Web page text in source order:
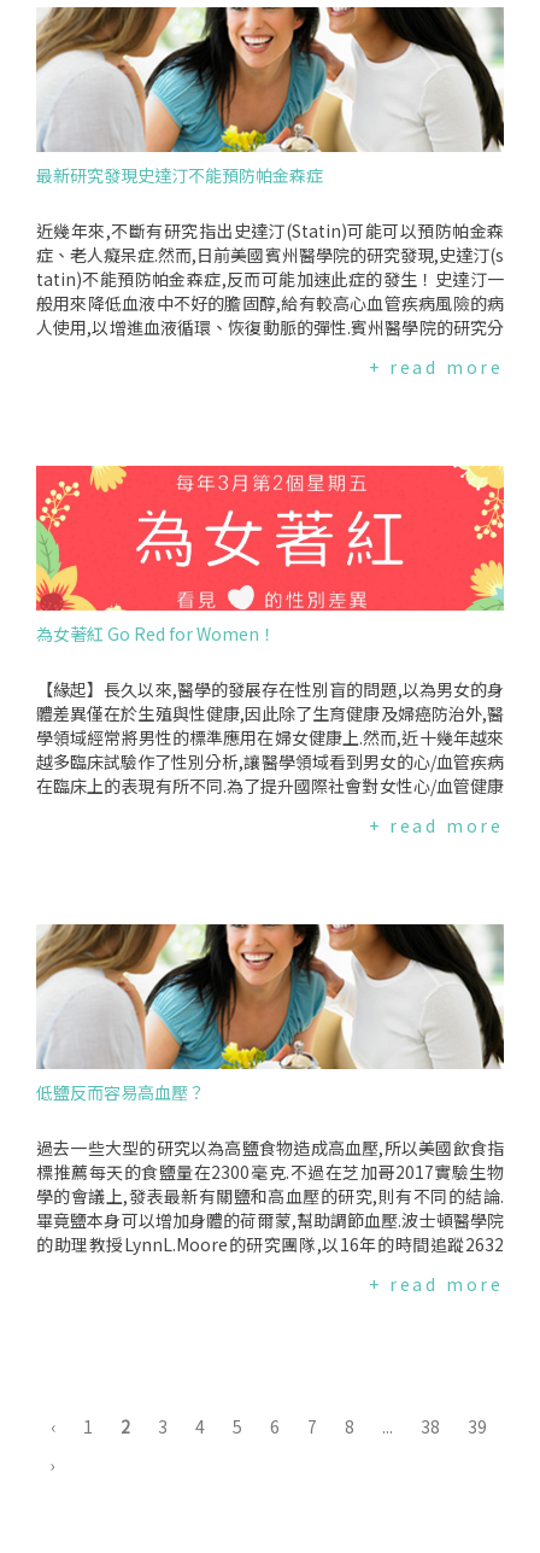
及"單獨黃體素"兩種,避孕成功率約為9成.建議妳與醫師充分溝
通討論後再決定適合自己的避孕藥,尤其是月經週期不規律的女
性須特別注意.口服避孕藥可以如何取得？在台灣,不論是事前、
事後避孕藥,皆屬於醫師處方藥,妳必須在醫師看診後取得處方
箋,才可在醫療院所或藥局購買.口服避孕藥要如何使用？避孕藥
一般分為21顆裝和28顆裝兩種包裝:21顆裝為連續服藥21天後,
停藥7天,再服用新的一盒；28顆裝是服用完21顆有效劑量後,再
服用7顆無活性錠,接著服用新的一盒,服藥不須中斷.若妳未依照
就可以達到避孕效果,所以妳剛開始使用避孕藥的前半個月,建議
妳同時還是使用保險套,以免懷孕.服用後可能出現哪些不適症狀
或副作用？服用避孕藥後,由於體內突然出現額外的荷爾蒙,妳可
能會有一些不適症狀或副作用,如頭痛、噁心嘔吐、月經過多或
不規則、陰道少量點狀出血、念珠菌感染增加等其他症狀包括:
水腫、皮膚癢、青春痘、潮紅、乳房脹痛、感覺虛弱、心情疲
織列為第一級致癌物,證實會有引起乳癌、子宮頸癌、肝癌的風
險！如果有長期的避孕需求,妳要評估所有避孕方式的效益和風
險再審慎做選擇.哪些對象不適合服用避孕藥或須特別注意？*年
紀在35歲以上且有吸煙的習慣,必須小心避孕藥會增加妳發生中
風及心肌梗塞的機率.*肥胖過重的女性可能會降低避孕藥成功避
孕的機率,同時,含荷爾蒙的避孕方式可能輕微增加妳罹患第二型
糖尿病的風險.更多...3.癲癇患者服用含炔雌醇(ethinylestradio
l)的避孕藥,可能提供癲癇發作的機率,對大腦造成永久傷害.請務
血栓栓塞風險會提高,因此在產後21天內不應服用合併型避孕藥.
若妳同時為年紀在35歲以上、過去有相關病史、不能活動、肥
胖、生產過程中有輸血必要、產後大量出血、抽菸與剖腹產者,
必須在產後42天才能開始吃避孕藥.最後妳還需要注意些什麼？
因為避孕藥和其它藥物可能會產生交互作用,失去藥效或有不良
內避孕器(子宮環)子宮內避孕器簡稱IUD,是在子宮內裝置"Ｔ形
宮內膜產生異物感,使精卵難以結合或結合後難以著床.前者主要
是透過釋放對精子有毒的銅離子干擾精蟲游動,降低受精的機
會；後者則釋放荷爾蒙使子宮內膜變薄,受精卵因而無法著床,或
是抑制女性排卵.子宮內避孕器要如何使用？基本上只要確定沒
有懷孕,任何時候都可由醫師將避孕器裝入,時間通常是在月經結
束後一週內進行.裝置後可以馬上達到避孕的效果.裝置後可能出
現哪些不適症狀或副作用？有些人在裝置後可能有輕微點狀出
血、輕微下腹部疼痛或腰酸、月經流量增加、經期時間延長以
醫師檢查瞭解狀況！更多...另外,如果有下列情形發生,也應立即
找醫師診察:1.骨盆腔疼痛,或發生性行為時感覺疼痛2.不正常的
陰道出血或分泌物有異味3.月經沒來或有懷孕的跡象4.腹部絞痛
5.有感染的症狀如發燒、打冷顫、感冒症狀、肌肉痠痛及疲憊
感6.穿破子宮壁而進入腹腔哪些對象可能不適合裝子宮內避孕
婦女*若妳在產後骨盆腔受感染或過去3個月曾經人工流產*若妳
用含荷爾蒙的避孕器7.若妳過去曾於放入避孕器時子宮穿孔8.不
建議使用多重性伴侶者使用,以免增加骨盆腔發炎的風險9.不建
議未生產過的女性裝置子宮內避孕器,以免沾黏影響日後的懷孕
VB曬黑、曬傷的係數,而在市面常見的數值有SPF15、30及50
+等,指的是延長被曬傷時間的倍數.係數越大代表防曬效果越長,
也就是需要補擦防曬乳的間隔時間越長.*PA是防止皮膚被UVA傷
害的指標,後面有越多"+"號表示防護力越強,但最高只有到"+++
+".防曬乳怎麼使用？防曬乳一定會因為流汗、擦汗、玩水等因
素脫落,因此建議每2小時重新塗抹一次,並且每次都要確保皮膚
被完整覆蓋.若擔心黏膩而只塗了薄博一層效果可是會大打折扣
喔！打破防曬迷思享受一"夏"！SPF防曬係數越高越好嗎？雖
乳.看到這樣的宣稱請不要衝動購買,為什麼？點我了解更多！SP
F加持保養品/化妝品能有效防曬嗎？許多人討厭夏天塗抹防曬
乳又化妝的厚重感及繁瑣的程序,含防曬功能的化妝品及保養品
便應運而生.不過,這些產品真能帶來理想的防曬效果嗎？還有,
疊擦多種具防曬功能的產品代表防護力越高嗎？點我了解更
身體暴露於紫外線下產生的,那擦了防曬乳是不是會讓你維生素
天穿衣帽很熱的人來說可是一大福音,但美國食藥署早已公開打
臉這種產品宣稱無效囉！點我了解更多！防水防曬乳真的防水
嗎？玩水是夏季消暑的熱門選項,很多人為了想要在玩水同時避
免曬傷選購宣稱防水的防曬乳.但這些產品真的有其宣稱的效果
嗎？點我了解更多！(彙編日期:2016/6/27,最近更新日期:2019/
7/11)
最新研究發現史達汀不能預防帕金森症
近幾年來,不斷有研究指出史達汀(Statin)可能可以預防帕金森
症、老人癡呆症.然而,日前美國賓州醫學院的研究發現,史達汀(s
tatin)不能預防帕金森症,反而可能加速此症的發生！史達汀一
般用來降低血液中不好的膽固醇,給有較高心血管疾病風險的病
人使用,以增進血液循環、恢復動脈的彈性.賓州醫學院的研究分
及沒有此症的對照組.研究專家想知道,這些病人在帕金森症發生
tatin、lovastatin、cerivastatin、pitavastatin和smvastati
n.脂溶性容易進入細胞,因此廣佈於身體各種組織中,也可以進入
腦部.水溶性的史達丁則不能進入腦部.過去很多研究認為史達汀
可預防帕金森症,部分研究以為可降低得病的風險,部分沒發現有
任何影響,部分則顯示增加了得病的風險.賓州醫學院神經內科教
授XuemeiHuang指出,雖然先前研究發現史達汀和帕金森症發
生的頻率較低相關,但因為高膽固醇是使用史達汀的主因,因此不
易知道史達汀所謂的保護作用,是源於藥物本身,還是服藥之前膽
會導致帕金森症,但是新的研究發現,史達汀可能引起新的帕金森
相關的症狀,促使病人停止服用.雖然需要更進一步探討研究結
果,專家們也並沒有説史達汀造成帕金森症,但是呼籲服用史達汀
需謹慎,特別是對一些可能有帕金森症的病人,史達汀不應該用來
預防帕金森症.來源:MedicalNeewsToday、JournalOfMovem
+ read more
為女著紅 Go Red for Women！
【緣起】長久以來,醫學的發展存在性別盲的問題,以為男女的身
體差異僅在於生殖與性健康,因此除了生育健康及婦癌防治外,醫
學領域經常將男性的標準應用在婦女健康上.然而,近十幾年越來
越多臨床試驗作了性別分析,讓醫學領域看到男女的心/血管疾病
在臨床上的表現有所不同.為了提升國際社會對女性心/血管健康
rWomen為女著紅",敦促其會員國每年各自訂定日期舉行GoRe
醫療及社會更關心女人"心",至今已有超過50個國家每年都在響
應此活動.在台灣,心血管疾病是女性主要健康殺手.若持續忽視女
性的心/血管疾病風險,將使台灣女性陷於健康風險.為提高台灣
對於女性心/血管疾病的關注,台灣女人連線自2016年開始響應
國際社會GoRedforWomen行動,訂定每年3月的第2個星期五
為"為女著紅日",邀請民眾於當天穿著紅色衣飾及參與活動來提
升社會對女性心血管健康的重視.-------------------------每
年"為女著紅日"主題不同喔！點擊圖片了解更多！2025年2024
+ read more
低鹽反而容易高血壓？
過去一些大型的研究以為高鹽食物造成高血壓,所以美國飲食指
標推薦每天的食鹽量在2300毫克.不過在芝加哥2017實驗生物
學的會議上,發表最新有關鹽和高血壓的研究,則有不同的結論.
畢竟鹽本身可以增加身體的荷爾蒙,幫助調節血壓.波士頓醫學院
的助理教授LynnL.Moore的研究團隊,以16年的時間追蹤2632
克以下的人,得高血壓比以上的人多.也發現鹽和心血管疾病的關
和低血壓相關,反之,攝取量較低時,則和高血壓相關.Moore希望
這項研究能幫助美國飲食指標,重新聚焦在攝取較多鉀,鎂和鈣的
食物,有助於降低血壓.另一方面,雖然減少攝取食鹽和加工食品,
+ read more
‹ 1 2 3 4 5 6 7 8 ... 38
39
›